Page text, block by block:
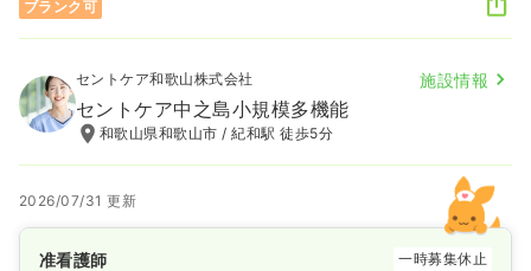
ブランク可
セントケア和歌山株式会社 施設情報
セントケア中之島小規模多機能
和歌山県和歌山市 / 紀和駅 徒歩5分
2026/07/31 更新
准看護師
一時募集休止